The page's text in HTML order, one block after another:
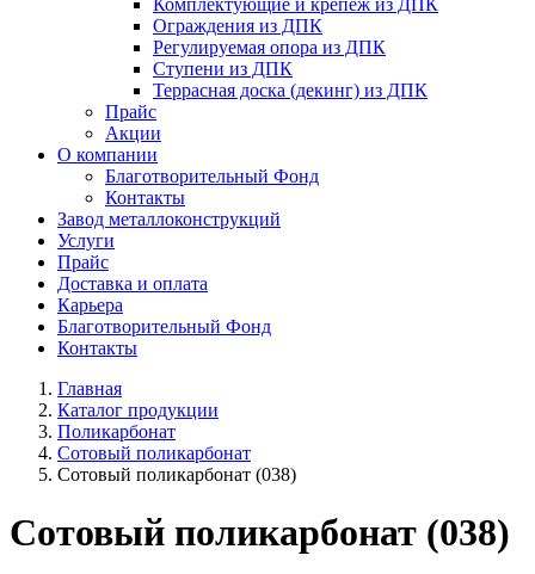
Комплектующие и крепеж из ДПК
Ограждения из ДПК
Регулируемая опора из ДПК
Ступени из ДПК
Террасная доска (декинг) из ДПК
Прайс
Акции
О компании
Благотворительный Фонд
Контакты
Завод металлоконструкций
Услуги
Прайс
Доставка и оплата
Карьера
Благотворительный Фонд
Контакты
Главная
Каталог продукции
Поликарбонат
Сотовый поликарбонат
Сотовый поликарбонат (038)
Сотовый поликарбонат (038)